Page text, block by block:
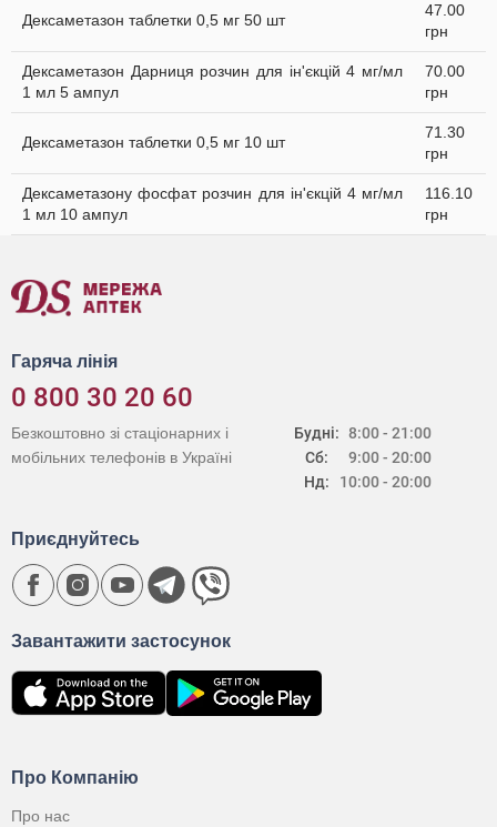
Дексаметазон таблетки 0,5 мг 50 шт
47.00
грн
Дексаметазон Дарниця розчин для ін'єкцій 4 мг/мл
1 мл 5 ампул
70.00
грн
Дексаметазон таблетки 0,5 мг 10 шт
71.30
грн
Дексаметазону фосфат розчин для ін'єкцій 4 мг/мл
1 мл 10 ампул
116.10
грн
Гаряча лінія
0 800 30 20 60
Будні:
Сб:
Нд:
8:00 - 21:00
9:00 - 20:00
10:00 - 20:00
Безкоштовно зі стаціонарних і
мобільних телефонів в Україні
Про Компанію
Про нас
Завантажити застосунок
Приєднуйтесь